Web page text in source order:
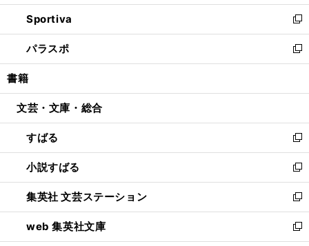
開
く
ン
ド
ウ
で
開
ウ
ィ
ン
ド
ウ
開
し
い
ウ
ィ
ン
ウ
開
く
Sportiva
新
し
い
ウ
ン
ウ
で
開
く
パラスポ
新
し
ウ
ン
ド
ウ
で
開
く
書籍
文芸・文庫・総合
すばる
新
し
い
ウ
ィ
ン
ド
ウ
小説すばる
新
し
い
ウ
ィ
ン
集英社 文芸ステーション
新
し
い
ウ
web 集英社文庫
新